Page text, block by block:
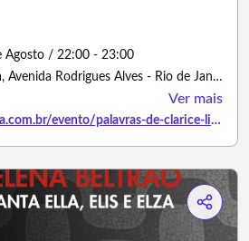
Agosto / 22:00 - 23:00
Armazém da Utopia, Avenida Rodrigues Alves - Rio de Janeiro/Rio de Janeiro
Ver mais
https://www.sympla.com.br/evento/palavras-de-clarice-lispector-13-08-quinta-feira/3471517